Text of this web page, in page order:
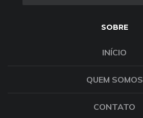
SOBRE
INÍCIO
QUEM SOMOS
CONTATO